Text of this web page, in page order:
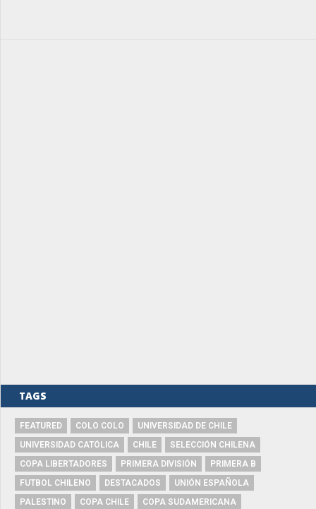
TAGS
FEATURED COLO COLO
UNIVERSIDAD DE CHILE
UNIVERSIDAD CATÓLICA
CHILE
SELECCIÓN CHILENA
COPA LIBERTADORES
PRIMERA DIVISIÓN
PRIMERA B
FUTBOL CHILENO
DESTACADOS
UNIÓN ESPAÑOLA
PALESTINO
COPA CHILE
COPA SUDAMERICANA